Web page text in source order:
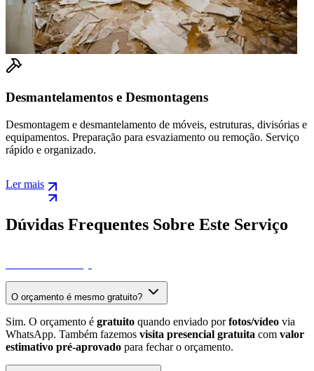
e Desmontagens
desmantelamento de móveis, estruturas, divisórias e
para esvaziamento ou remoção. Serviço
Dúvidas Frequentes Sobre Este Serviço
O orçamento é mesmo gratuito?
Sim. O orçamento é gratuito quando enviado porfotos/vídeo via
WhatsApp. Também fazemos visita presencial gratuita com valor
estimativo pré-aprovado para fechar o orçamento.